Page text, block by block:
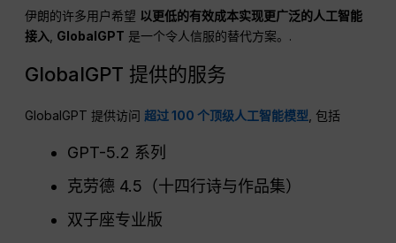
伊朗的许多用户希望 以更低的有效成本实现更广泛的人工智能
接入 GlobalGPT 是一个令人信服的替代方案。.
GlobalGPT 提供的服务
GlobalGPT 提供访问 超过 100 个顶级人工智能模型 , 包括
GPT-5.2 系列
克劳德 4.5（十四行诗与作品集）
双子座专业版